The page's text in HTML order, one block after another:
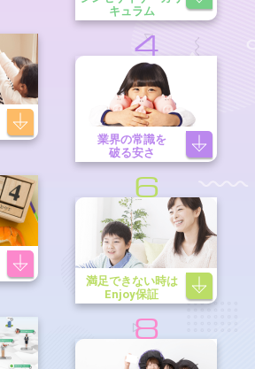
キュラム
4
業界の常識を
破る安さ
6
満足できない時は
Enjoy保証
8